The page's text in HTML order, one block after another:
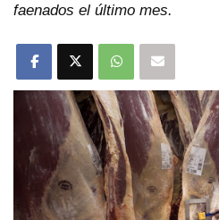
faenados el último mes.